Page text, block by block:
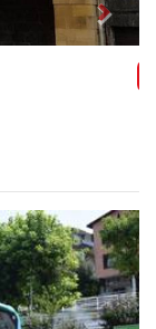
Next